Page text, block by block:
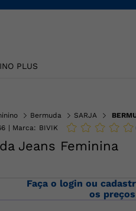
PLUS
Bermuda SARJA
BIVIK
Jeans Feminina
Faça o login ou
os preços